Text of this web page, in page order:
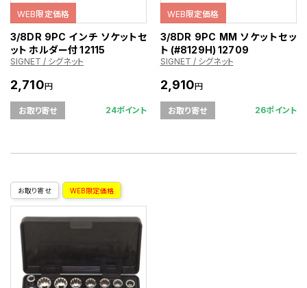
WEB限定価格
3/8DR 9PC インチ ソケットセ
ット ホルダー付 12115
SIGNET / シグネット
2,710円
お取り寄せ 24ポイント
WEB限定価格
3/8DR 9PC MM ソケットセッ
ト (#8129H) 12709
SIGNET / シグネット
2,910円
お取り寄せ 26ポイント
お取り寄せ WEB限定価格